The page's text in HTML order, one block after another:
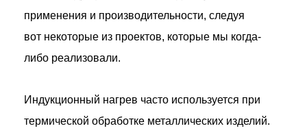
применения и производительности, следуя
вот некоторые из проектов, которые мы когда-
либо реализовали.
Индукционный нагрев часто используется при
термической обработке металлических изделий.